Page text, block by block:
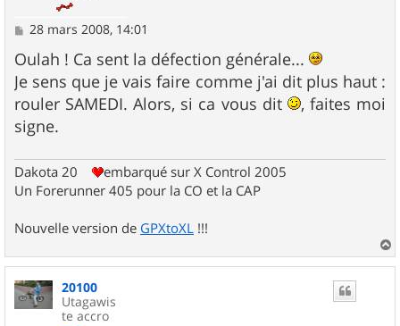
M
s
s
a
g
e
28 mars 2008, 14:01
Oulah ! Ca sent la défection générale...
Je sens que je vais faire comme j'ai dit plus haut :
rouler SAMEDI. Alors, si ca vous dit
, faites moi
signe.
Dakota 20
embarqué sur X Control 2005
Un Forerunner 405 pour la CO et la CAP
Nouvelle version de GPXtoXL !!!
a
20100
Utagawis
te accro